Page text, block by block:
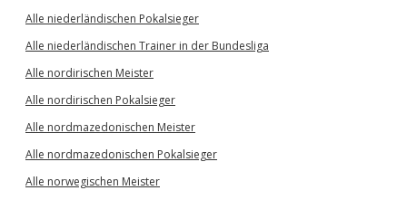
Alle niederländischen Pokalsieger
Alle niederländischen Trainer in der Bundesliga
Alle nordirischen Meister
Alle nordirischen Pokalsieger
Alle nordmazedonischen Meister
Alle nordmazedonischen Pokalsieger
Alle norwegischen Meister